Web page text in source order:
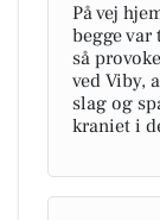
På vej
begge
så
ved Viby,
slag og
kraniet i